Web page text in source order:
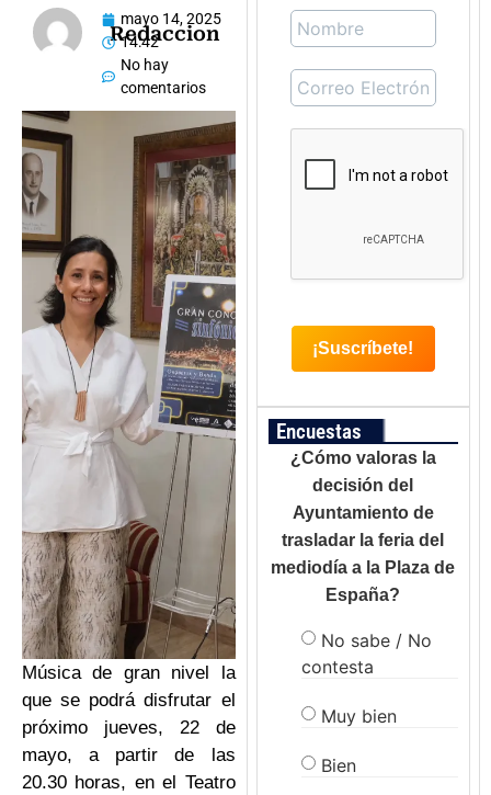
Redaccion
mayo 14, 2025
14:42
No hay
comentarios
Música de gran nivel la
que se podrá disfrutar el
próximo jueves, 22 de
mayo, a partir de las
20.30 horas, en el Teatro
Encuestas
¿Cómo valoras la
decisión del
Ayuntamiento de
trasladar la feria del
mediodía a la Plaza de
España?
No sabe / No
contesta
Muy bien
Bien